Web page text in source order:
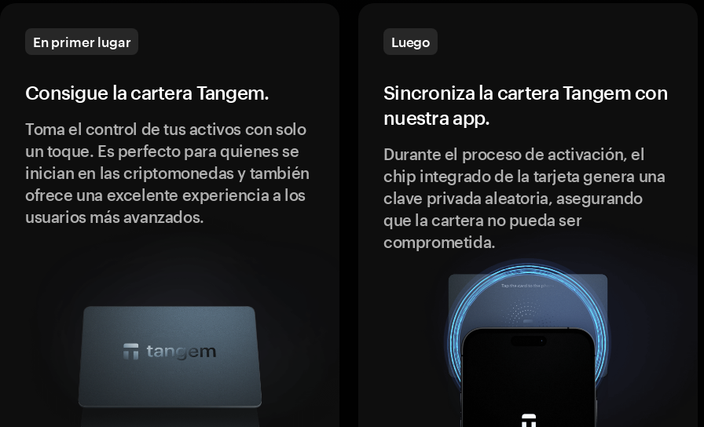
En primer lugar
Consigue la cartera Tangem.
Toma el control de tus activos con solo
un toque. Es perfecto para quienes se
inician en las criptomonedas y también
ofrece una excelente experiencia a los
usuarios más avanzados.
Luego
Sincroniza la cartera Tangem con
nuestra app.
Durante el proceso de activación, el
chip integrado de la tarjeta genera una
clave privada aleatoria, asegurando
que la cartera no pueda ser
comprometida.